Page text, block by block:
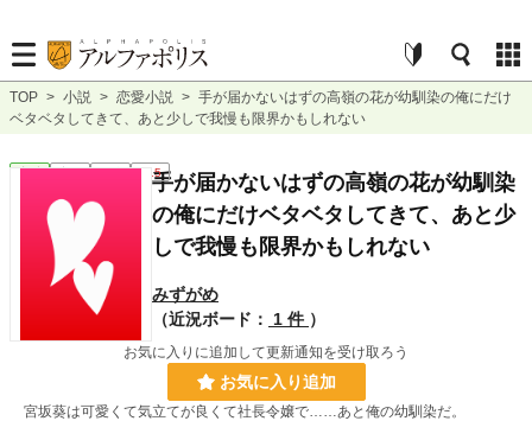
TOP > 小説 > 恋愛小説 > 手が届かないはずの高嶺の花が幼馴染の俺にだけ
ベタベタしてきて、あと少しで我慢も限界かもしれない
恋愛 完結 短編 R15手が届かないはずの高嶺の花が幼馴染
の俺にだけベタベタしてきて、あと少
しで我慢も限界かもしれない
みずがめ
（近況ボード：
1 件 ）
お気に入りに追加して更新通知を受け取ろう
お気に入り追加
宮坂葵は可愛くて気立てが良くて社長令嬢で……あと俺の幼馴染だ。